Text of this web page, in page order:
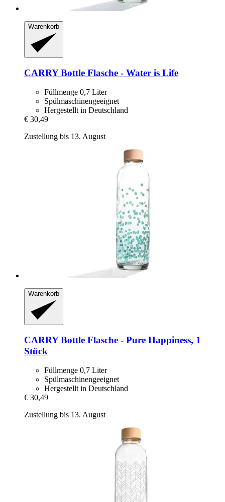
Warenkorb
CARRY Bottle Flasche -​ Water is Life
Füllmenge 0,7 Liter
Spülmaschinengeeignet
Hergestellt in Deutschland
€ 30,49
Zustellung bis 13. August
Warenkorb
CARRY Bottle Flasche -​ Pure Happiness, 1
Stück
Füllmenge 0,7 Liter
Spülmaschinengeeignet
Hergestellt in Deutschland
€ 30,49
Zustellung bis 13. August